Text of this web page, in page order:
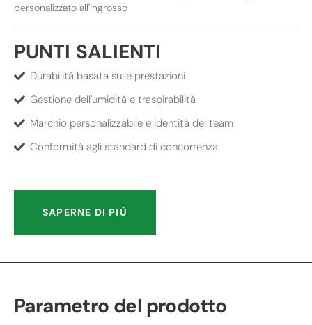
personalizzato all'ingrosso
PUNTI SALIENTI
Durabilità basata sulle prestazioni
Gestione dell'umidità e traspirabilità
Marchio personalizzabile e identità del team
Conformità agli standard di concorrenza
SAPERNE DI PIÙ
Parametro del prodotto